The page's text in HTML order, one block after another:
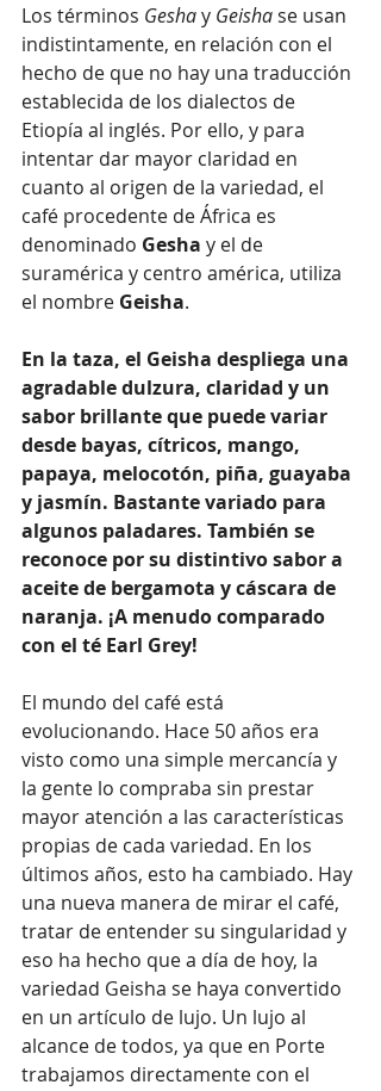
Los términos Gesha y Geisha se usan
indistintamente, en relación con el
hecho de que no hay una traducción
establecida de los dialectos de
Etiopía al inglés. Por ello, y para
intentar dar mayor claridad en
cuanto al origen de la variedad, el
café procedente de África es
denominado Gesha y el de
suramérica y centro américa, utiliza
el nombre Geisha.
En la taza, el Geisha despliega una
agradable dulzura, claridad y un
sabor brillante que puede variar
desde bayas, cítricos, mango,
papaya, melocotón, piña, guayaba
y jasmín. Bastante variado para
algunos paladares. También se
reconoce por su distintivo sabor a
aceite de bergamota y cáscara de
naranja. ¡A menudo comparado
con el té Earl Grey!
El mundo del café está
evolucionando. Hace 50 años era
visto como una simple mercancía y
la gente lo compraba sin prestar
mayor atención a las características
propias de cada variedad. En los
últimos años, esto ha cambiado. Hay
una nueva manera de mirar el café,
tratar de entender su singularidad y
eso ha hecho que a día de hoy, la
variedad Geisha se haya convertido
en un artículo de lujo. Un lujo al
alcance de todos, ya que en Porte
trabajamos directamente con el